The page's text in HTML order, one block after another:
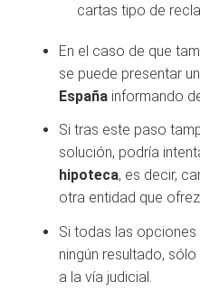
cartas tipo de
En el caso de que
se puede presentar
España informando
Si tras este paso
solución, podría
hipoteca, es decir,
otra entidad que
Si todas las
ningún resultado,
a la vía judicial.